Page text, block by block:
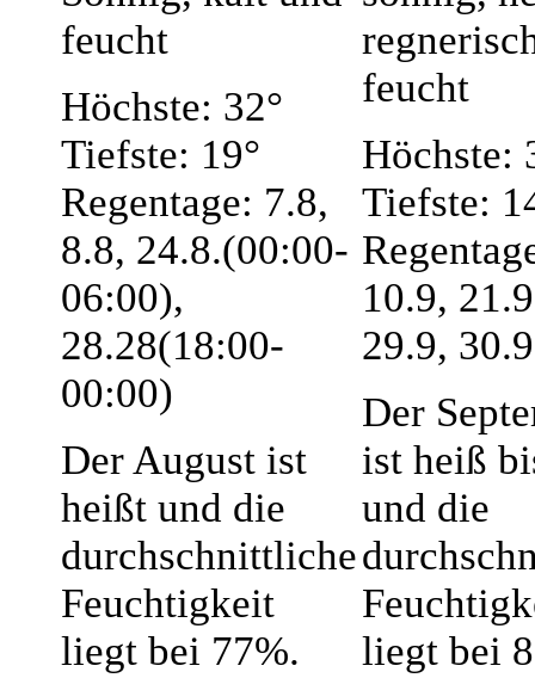
feucht
Höchste: 32°
Tiefste: 19°
Regentage: 7.8,
8.8, 24.8.(00:00-
06:00),
28.28(18:00-
00:00)
Der August ist
heißt und die
durchschnittliche
Feuchtigkeit
liegt bei 77%.
feucht
Höchste:
Tiefste:
10.9,
29.9, 30.9
Der
ist heiß
und die
liegt bei